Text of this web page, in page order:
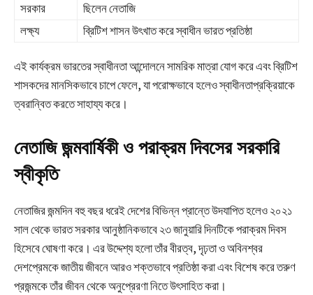
সরকার
ছিলেন নেতাজি
লক্ষ্য
ব্রিটিশ শাসন উৎখাত করে স্বাধীন ভারত প্রতিষ্ঠা
এই কার্যক্রম ভারতের স্বাধীনতা আন্দোলনে সামরিক মাত্রা যোগ করে এবং ব্রিটিশ
শাসকদের মানসিকভাবে চাপে ফেলে, যা পরোক্ষভাবে হলেও স্বাধীনতাপ্রক্রিয়াকে
ত্বরান্বিত করতে সাহায্য করে।
নেতাজি জন্মবার্ষিকী ও পরাক্রম দিবসের সরকারি
স্বীকৃতি
নেতাজির জন্মদিন বহু বছর ধরেই দেশের বিভিন্ন প্রান্তে উদযাপিত হলেও ২০২১
সাল থেকে ভারত সরকার আনুষ্ঠানিকভাবে ২৩ জানুয়ারি দিনটিকে পরাক্রম দিবস
হিসেবে ঘোষণা করে। এর উদ্দেশ্য হলো তাঁর বীরত্ব, দৃঢ়তা ও অবিনশ্বর
দেশপ্রেমকে জাতীয় জীবনে আরও শক্তভাবে প্রতিষ্ঠা করা এবং বিশেষ করে তরুণ
প্রজন্মকে তাঁর জীবন থেকে অনুপ্রেরণা নিতে উৎসাহিত করা।